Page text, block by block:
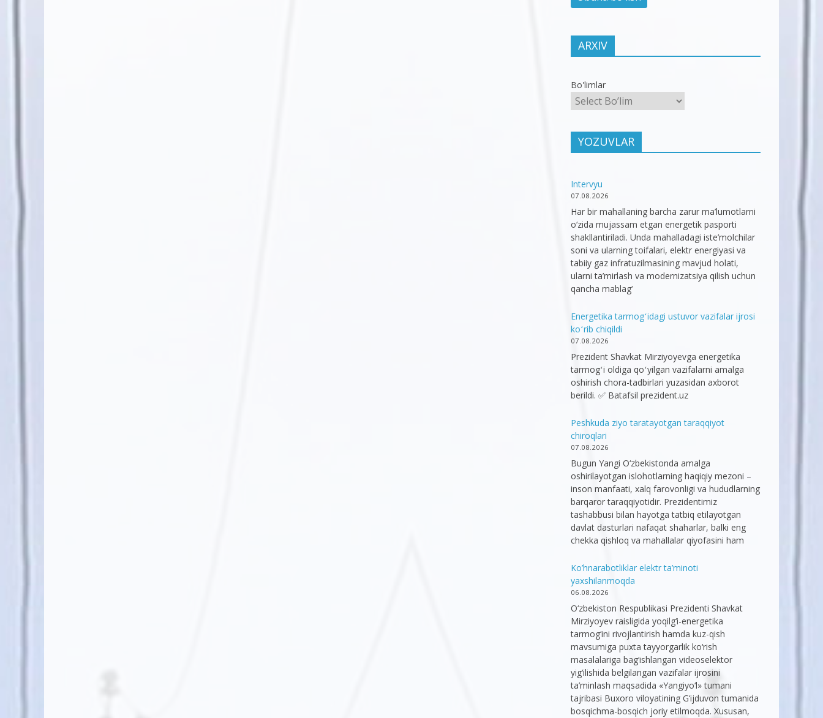
ARXIV
Bo'limlar
YOZUVLAR
Intervyu
07.08.2026
Har bir mahallaning barcha zarur ma’lumotlarni
o‘zida mujassam etgan energetik pasporti
shakllantiriladi. Unda mahalladagi iste’molchilar
soni va ularning toifalari, elektr energiyasi va
tabiiy gaz infratuzilmasining mavjud holati,
ularni ta’mirlash va modernizatsiya qilish uchun
qancha mablag‘
Energetika tarmogʻidagi ustuvor vazifalar ijrosi
koʻrib chiqildi
07.08.2026
Prezident Shavkat Mirziyoyevga energetika
tarmogʻi oldiga qoʻyilgan vazifalarni amalga
oshirish chora-tadbirlari yuzasidan axborot
berildi. ✅ Batafsil prezident.uz
Peshkuda ziyo taratayotgan taraqqiyot
chiroqlari
07.08.2026
Bugun Yangi O‘zbekistonda amalga
oshirilayotgan islohotlarning haqiqiy mezoni –
inson manfaati, xalq farovonligi va hududlarning
barqaror taraqqiyotidir. Prezidentimiz
tashabbusi bilan hayotga tatbiq etilayotgan
davlat dasturlari nafaqat shaharlar, balki eng
chekka qishloq va mahallalar qiyofasini ham
Ko’hnarabotliklar elektr ta’minoti
yaxshilanmoqda
06.08.2026
O‘zbekiston Respublikasi Prezidenti Shavkat
Mirziyoyev raisligida yoqilg‘i-energetika
tarmog‘ini rivojlantirish hamda kuz-qish
mavsumiga puxta tayyorgarlik ko‘rish
masalalariga bag‘ishlangan videoselektor
yig‘ilishida belgilangan vazifalar ijrosini
ta’minlash maqsadida «Yangiyo‘l» tumani
tajribasi Buxoro viloyatining G‘ijduvon tumanida
bosqichma-bosqich joriy etilmoqda. Xususan,